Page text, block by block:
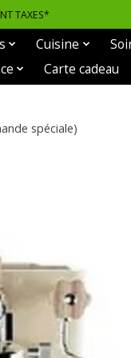
TAXES*
Cuisine
Carte cadeau
spéciale)